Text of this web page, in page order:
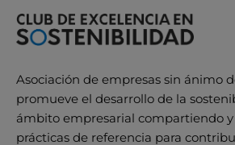
Asociación de empresas sin ánimo
promueve el desarrollo de la
ámbito empresarial compartiendo
prácticas de referencia para